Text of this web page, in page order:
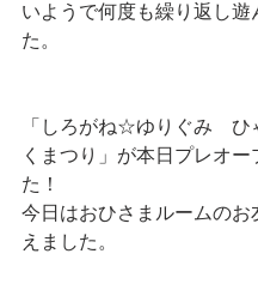
いようで何度も繰り返し遊
た。
「しろがね☆ゆりぐみ　ひ
くまつり」が本日プレオー
た！
今日はおひさまルームのお
えました。